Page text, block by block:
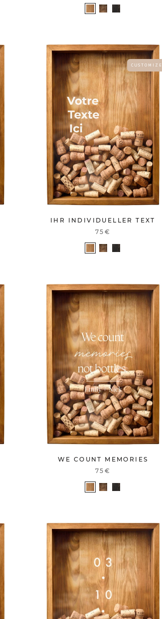
C U S T O M I Z E
IHR INDIVIDUELLER TEXT
75€
WE COUNT MEMORIES
75€